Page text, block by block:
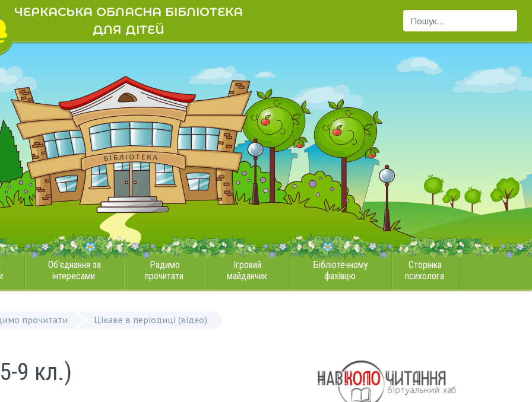
ЧЕРКАСЬКА ОБЛАСНА БІБЛІОТЕКА
ДЛЯ ДІТЕЙ
Пошук...
Об'єднання за
інтересами
Радимо
прочитати
Ігровий
майданчик
Бібліотечному
фахівцю
Сторінка
психолога
прочитати Цікаве в періодиці (відео)
9 кл.)